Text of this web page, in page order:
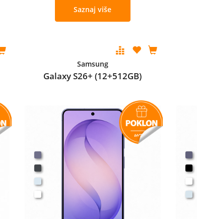
Saznaj više
Samsung
Galaxy S26+ (12+512GB)